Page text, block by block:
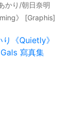
かり/朝日奈明
》 [Graphis]